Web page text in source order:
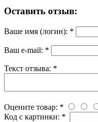
Оставить отзыв:
Ваше имя (логин): *
Ваш e-mail: *
Текст отзыва: *
Оцените товар: *
Код с картинки: *